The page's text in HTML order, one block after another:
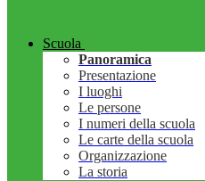
Scuola
Panoramica
Presentazione
I luoghi
Le persone
I numeri della scuola
Le carte della scuola
Organizzazione
La storia